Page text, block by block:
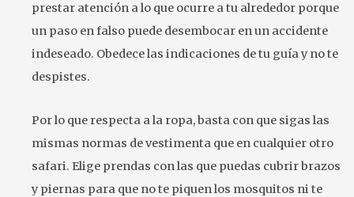
prestar atención a lo que ocurre a tu alrededor porque
un paso en falso puede desembocar en un accidente
indeseado. Obedece las indicaciones de tu guía y no te
despistes.
Por lo que respecta a la ropa, basta con que sigas las
mismas normas de vestimenta que en cualquier otro
safari. Elige prendas con las que puedas cubrir brazos
y piernas para que no te piquen los mosquitos ni te